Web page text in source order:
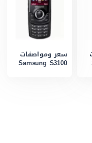
سعر ومواصفات
Samsung S3100